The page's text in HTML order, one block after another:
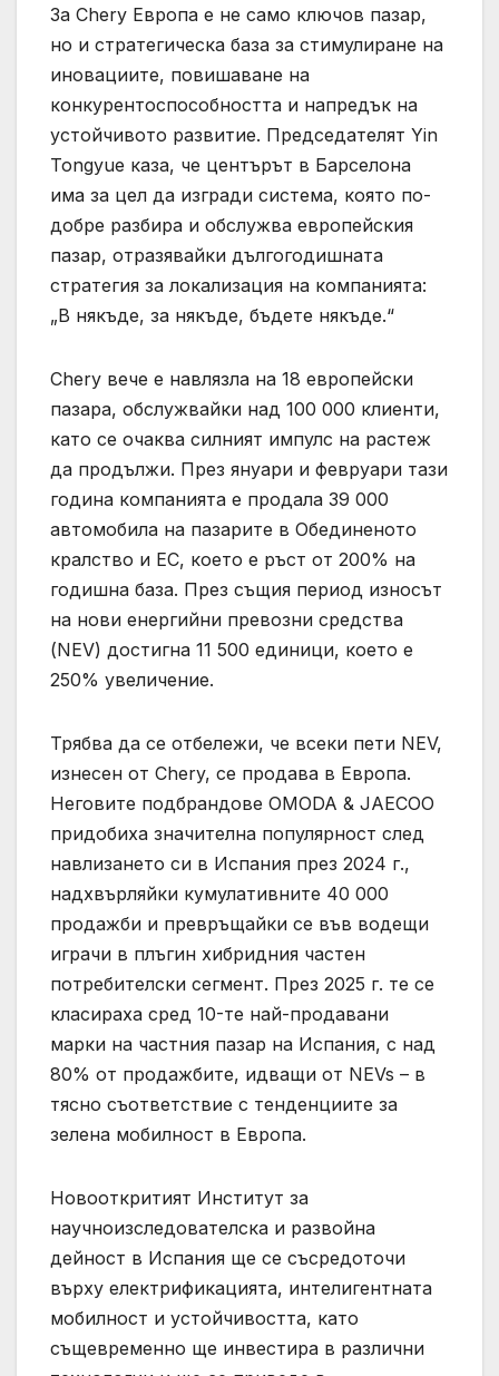
За Chery Европа е не само ключов пазар,
но и стратегическа база за стимулиране на
иновациите, повишаване на
конкурентоспособността и напредък на
устойчивото развитие. Председателят Yin
Tongyue каза, че центърът в Барселона
има за цел да изгради система, която по-
добре разбира и обслужва европейския
пазар, отразявайки дългогодишната
стратегия за локализация на компанията:
„В някъде, за някъде, бъдете някъде.“
Chery вече е навлязла на 18 европейски
пазара, обслужвайки над 100 000 клиенти,
като се очаква силният импулс на растеж
да продължи. През януари и февруари тази
година компанията е продала 39 000
автомобила на пазарите в Обединеното
кралство и ЕС, което е ръст от 200% на
годишна база. През същия период износът
на нови енергийни превозни средства
(NEV) достигна 11 500 единици, което е
250% увеличение.
Трябва да се отбележи, че всеки пети NEV,
изнесен от Chery, се продава в Европа.
Неговите подбрандове OMODA & JAECOO
придобиха значителна популярност след
навлизането си в Испания през 2024 г.,
надхвърляйки кумулативните 40 000
продажби и превръщайки се във водещи
играчи в плъгин хибридния частен
потребителски сегмент. През 2025 г. те се
класираха сред 10-те най-продавани
марки на частния пазар на Испания, с над
80% от продажбите, идващи от NEVs – в
тясно съответствие с тенденциите за
зелена мобилност в Европа.
Новооткритият Институт за
научноизследователска и развойна
дейност в Испания ще се съсредоточи
върху електрификацията, интелигентната
мобилност и устойчивостта, като
същевременно ще инвестира в различни